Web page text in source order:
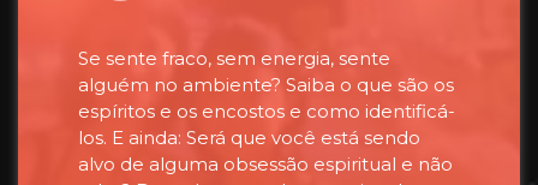
Se sente fraco, sem energia, sente
alguém no ambiente? Saiba o que são os
espíritos e os encostos e como identificá-
los. E ainda: Será que você está sendo
alvo de alguma obsessão espiritual e não